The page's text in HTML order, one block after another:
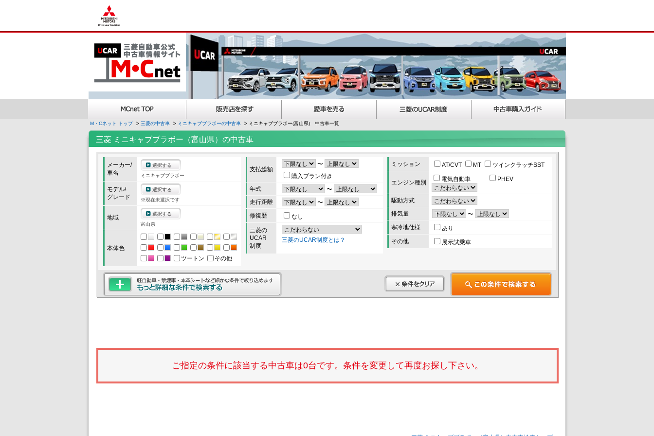
M・Cネット トップ 三菱の中古車 ミニキャブブラボーの中古車 ミニキャブブラボー(富山県) 中古車一覧
三菱 ミニキャブブラボー（富山県）の中古車
メーカー/
車名
選択する
ミニキャブブラボー
モデル/
グレード
選択する
※現在未選択です
地域
選択する
富山県
本体色
ツートン
その他
支払総額
〜
購入プラン付き
年式
〜
走行距離
〜
修復歴
なし
三菱の
UCAR
制度
三菱のUCAR制度とは？
ミッション AT/CVT MT ツインクラッチSST
エンジン種別 電気自動車 PHEV
駆動方式
排気量
〜
寒冷地仕様
あり
その他
展示試乗車
ご指定の条件に該当する中古車は0台です。条件を変更して再度お探し下さい。